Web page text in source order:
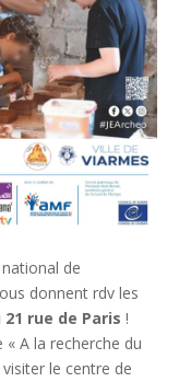
de
donnent rdv les
21 rue de Paris !
A la recherche du
le centre de